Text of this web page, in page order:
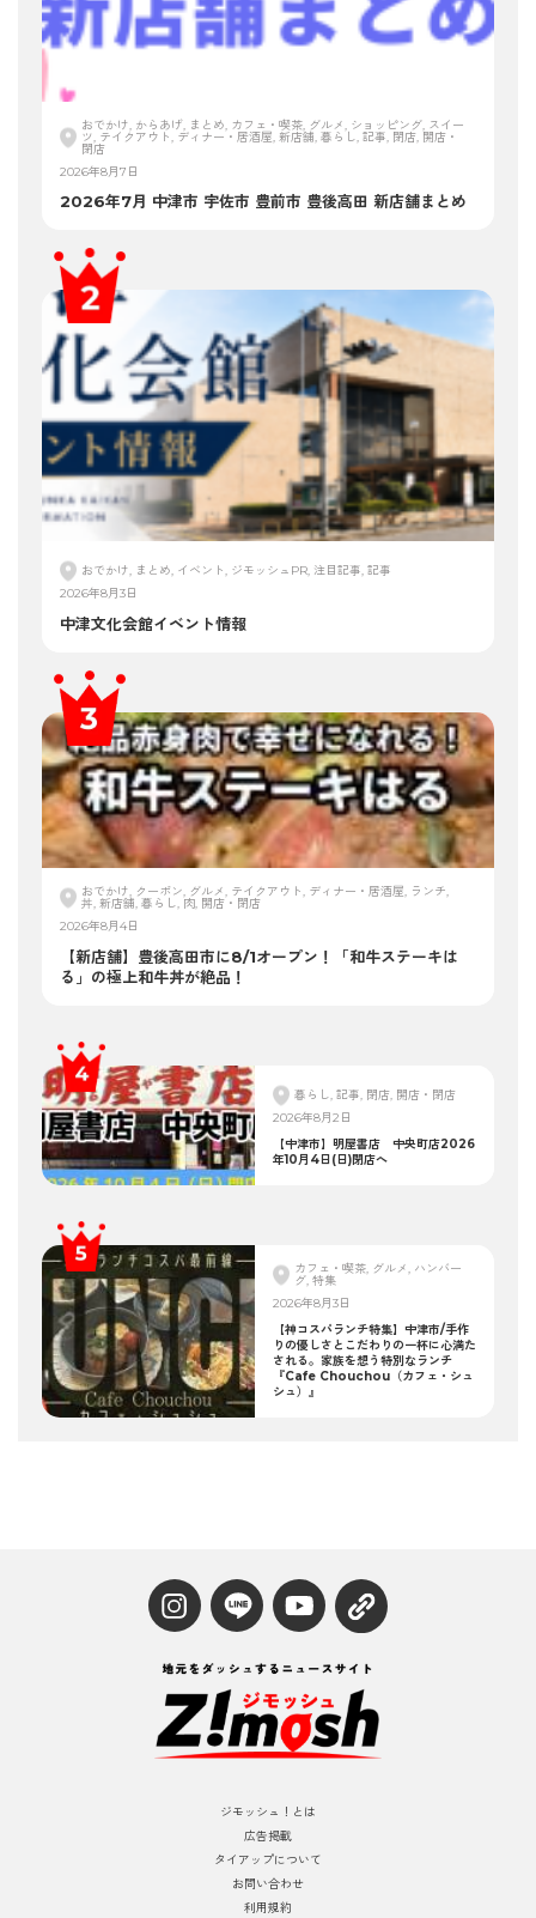
おでかけ, からあげ, まとめ, カフェ・喫茶, グルメ, ショッピング, スイー
ツ, テイクアウト, ディナー・居酒屋, 新店舗, 暮らし, 記事, 閉店, 開店・
閉店
2026年8月7日
2026年7月 中津市 宇佐市 豊前市 豊後高田 新店舗まとめ
おでかけ, まとめ, イベント, ジモッシュPR, 注目記事, 記事
2026年8月3日
中津文化会館イベント情報
おでかけ, クーポン, グルメ, テイクアウト, ディナー・居酒屋, ランチ,
丼, 新店舗, 暮らし, 肉, 開店・閉店
2026年8月4日
【新店舗】豊後高田市に8/1オープン！「和牛ステーキは
る」の極上和牛丼が絶品！
暮らし, 記事, 閉店, 開店・閉店
2026年8月2日
【中津市】明屋書店 中央町店2026
年10月4日(日)閉店へ
カフェ・喫茶, グルメ, ハンバー
グ, 特集
2026年8月3日
【神コスパランチ特集】中津市/手作
りの優しさとこだわりの一杯に心満た
される。家族を想う特別なランチ
『Cafe Chouchou（カフェ・シュ
シュ）』
ジモッシュ！とは
広告掲載
タイアップについて
お問い合わせ
利用規約